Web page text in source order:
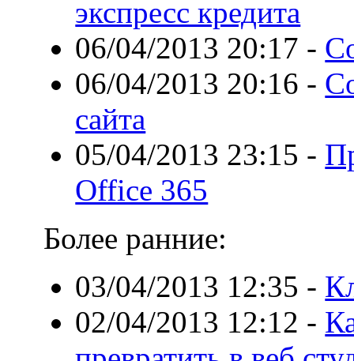
экспресс кредита
06/04/2013 20:17 -
06/04/2013 20:16 -
сайта
05/04/2013 23:15 -
Office 365
Более ранние:
03/04/2013 12:35 -
02/04/2013 12:12 -